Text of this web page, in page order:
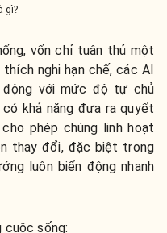
gì?
vốn chỉ tuân thủ một
nghi hạn chế, các AI
với mức độ tự chủ
khả năng đưa ra quyết
phép chúng linh hoạt
thay đổi, đặc biệt trong
luôn biến động nhanh
sống: